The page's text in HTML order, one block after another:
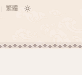
繁體